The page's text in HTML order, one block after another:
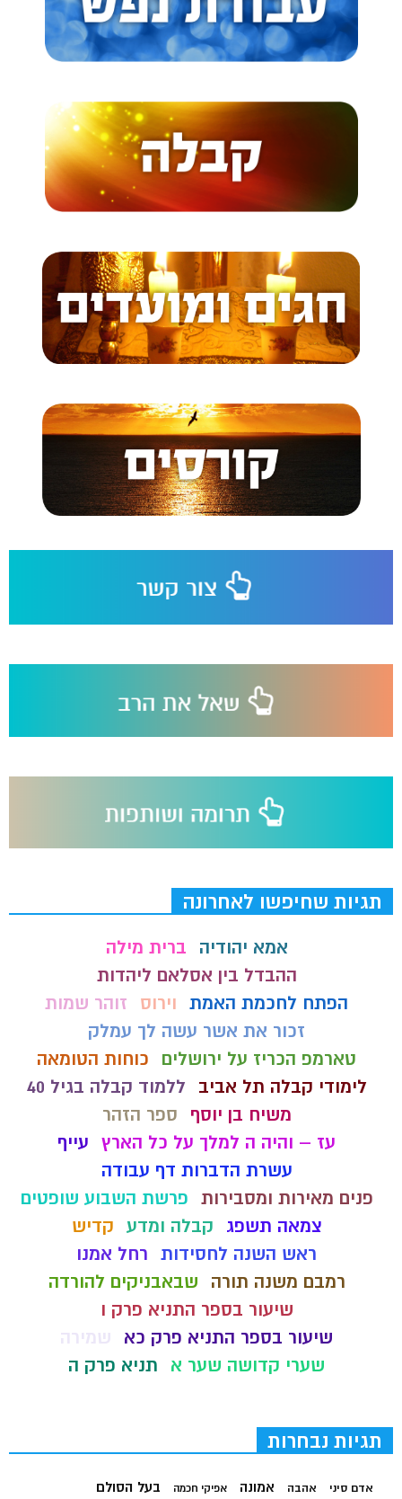
תגיות שחיפשו לאחרונה
אמא יהודיה
ברית מילה
ההבדל בין אסלאם ליהדות
הפתח לחכמת האמת וירוס
זוהר שמות
זכור את אשר עשה לך עמלק
טארמפ הכריז על ירושלים
כוחות הטומאה
לימודי קבלה תל אביב
ללמוד קבלה בגיל 40
משיח בן יוסף
ספר הזהר
עז – והיה ה למלך על כל הארץ עייף
עשרת הדברות דף עבודה
פנים מאירות ומסבירות פרשת השבוע שופטים
צמאה תשפג
קבלה ומדע קדיש
ראש השנה לחסידות רחל אמנו
רמבם משנה תורה
שבאבניקים להורדה
שיעור בספר התניא פרק ו
שיעור בספר התניא פרק כא
שמירה
שערי קדושה שער א
תניא פרק ה
תגיות נבחרות
אדם סיני אהבה אמונה אפיקי חכמה בעל הסולם